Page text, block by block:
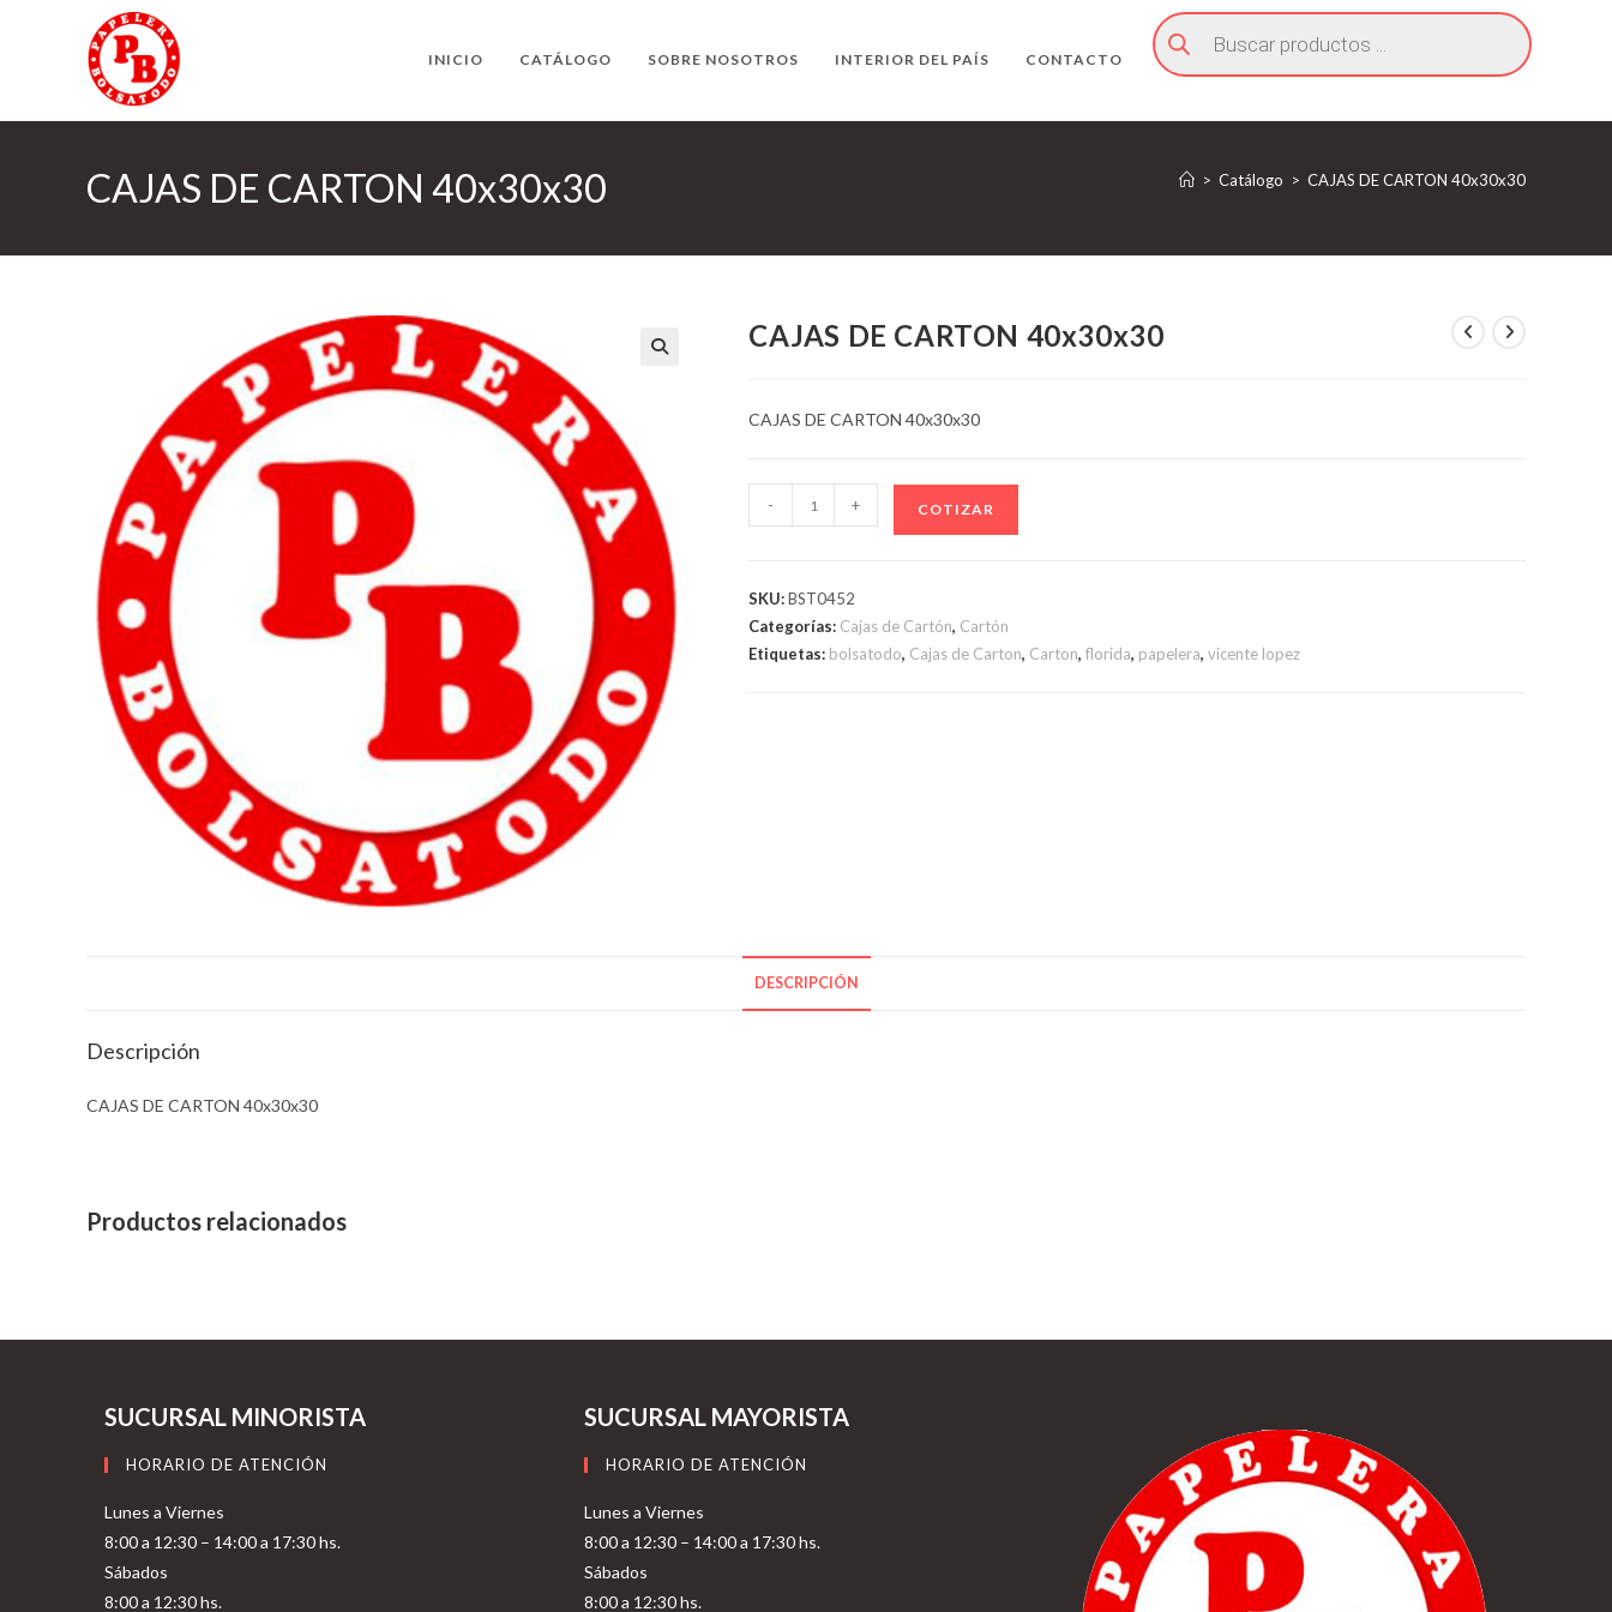
INICIO CATÁLOGO SOBRE NOSOTROS INTERIOR DEL PAÍS CONTACTO
Búsqueda
de
productos
CAJAS DE CARTON 40x30x30 > Catálogo > CAJAS DE CARTON 40x30x30
CAJAS DE CARTON 40x30x30
CAJAS DE CARTON 40x30x30
DE
cantidad
- + COTIZAR
SKU:BST0452
Categorías: Cajas de Cartón, Cartón
Etiquetas: bolsatodo, Cajas de Carton, Carton, florida, papelera, vicente lopez
DESCRIPCIÓN
Descripción
CAJAS DE CARTON 40x30x30
Productos relacionados
SUCURSAL MINORISTA
HORARIO DE ATENCIÓN
Lunes a Viernes
8:00 a 12:30 – 14:00 a 17:30 hs.
Sábados
8:00 a 12:30 hs.
SUCURSAL MAYORISTA
HORARIO DE ATENCIÓN
Lunes a Viernes
8:00 a 12:30 – 14:00 a 17:30 hs.
Sábados
8:00 a 12:30 hs.